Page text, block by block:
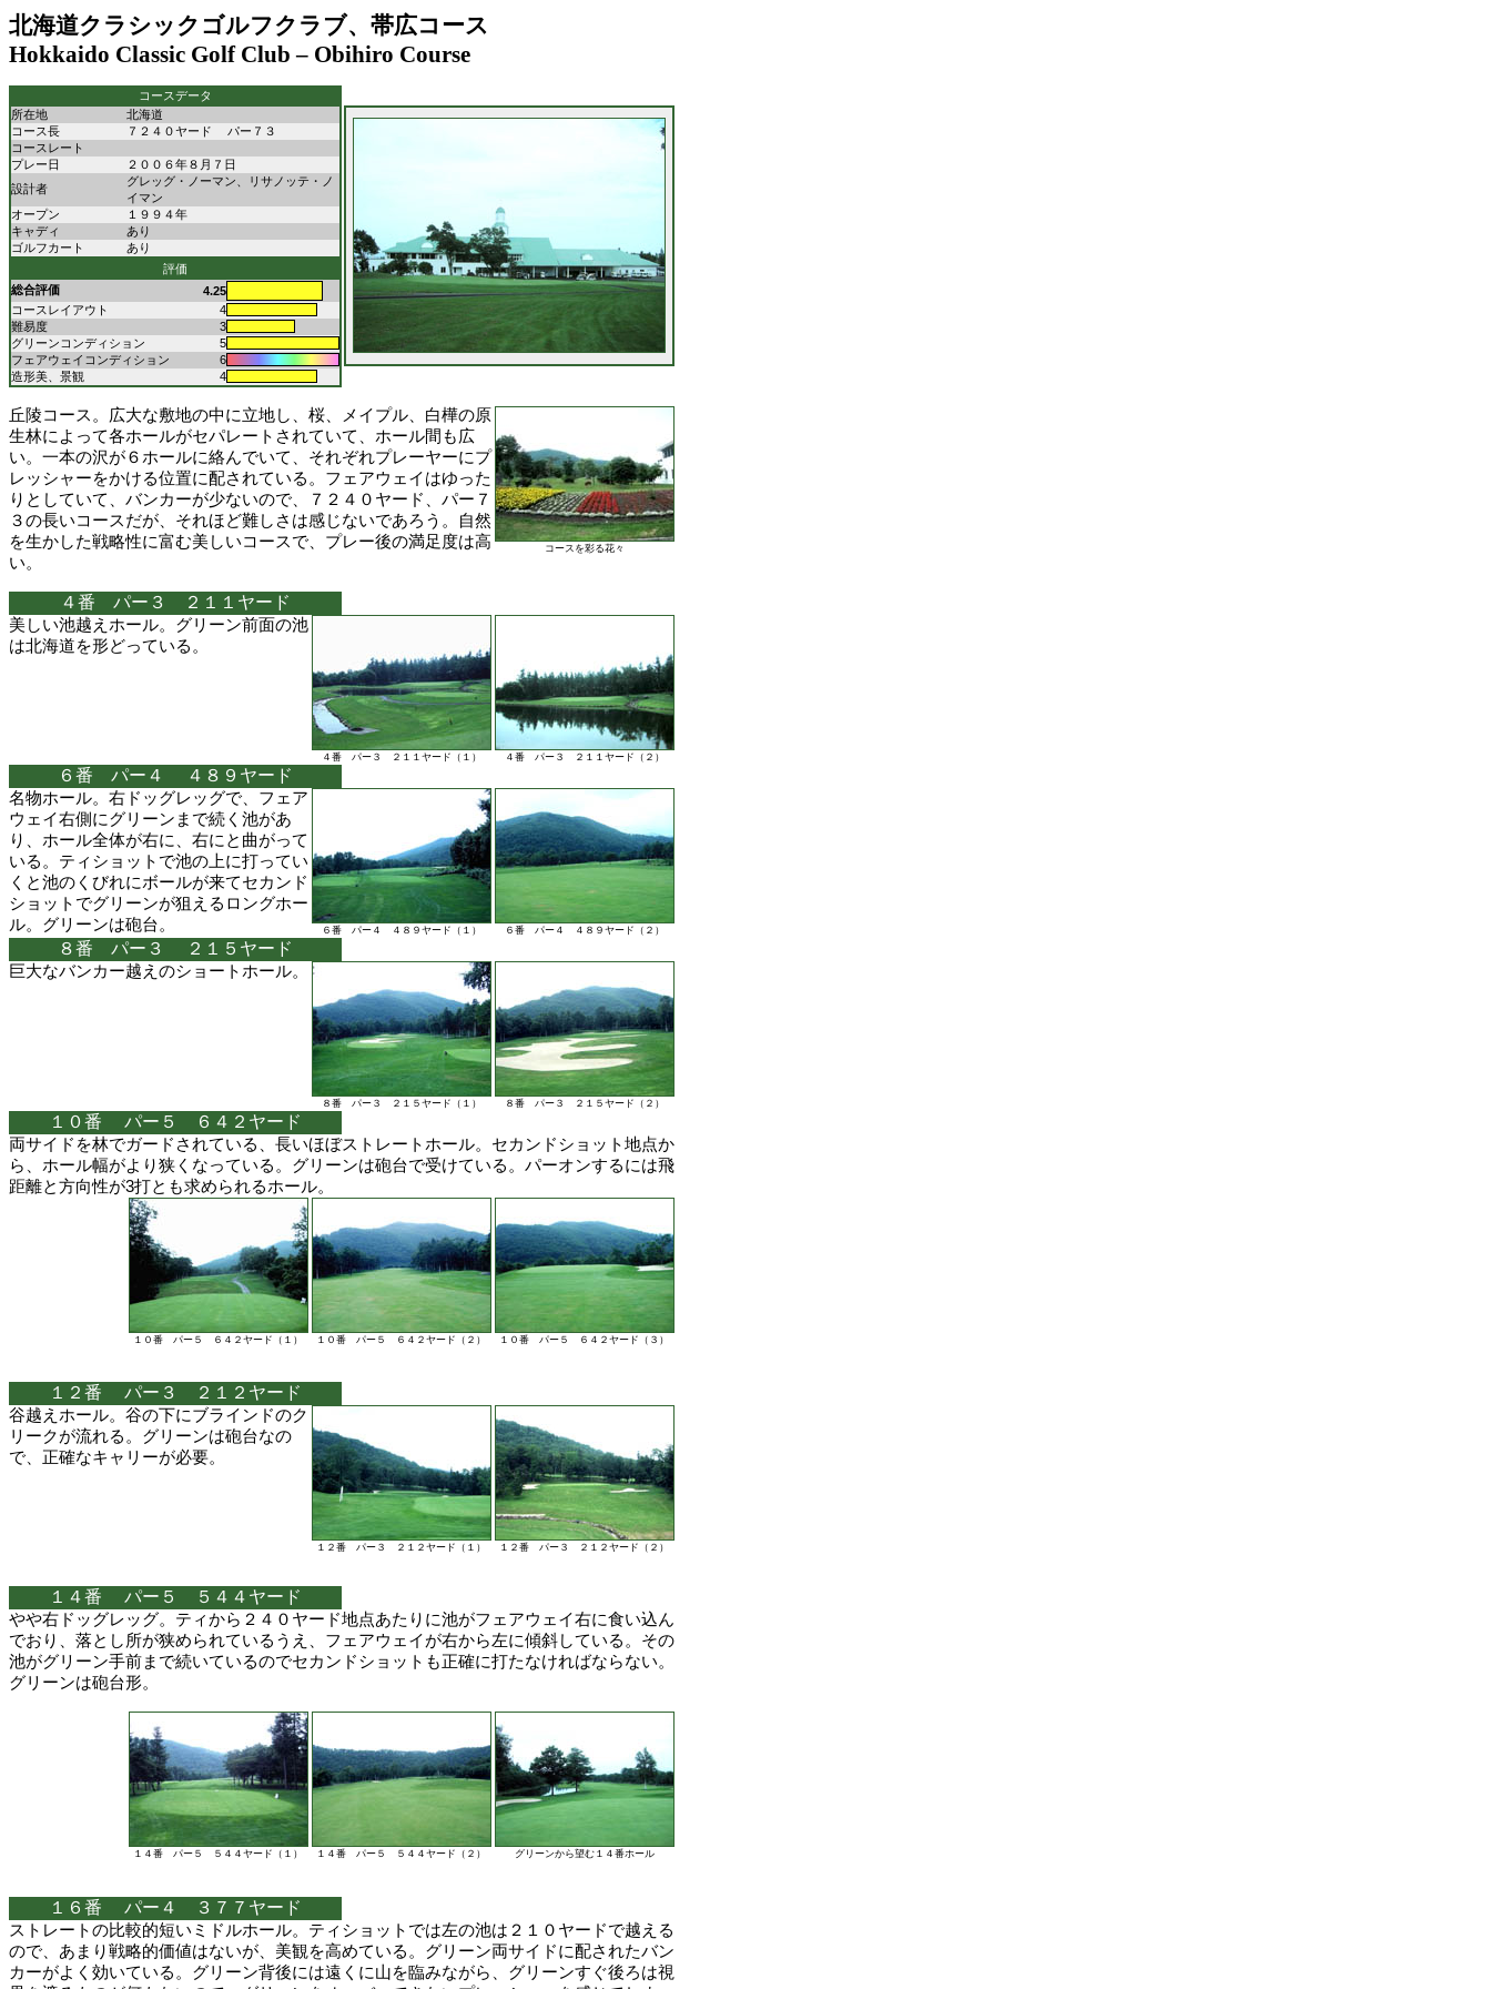
北海道クラシックゴルフクラブ、帯広コース
Hokkaido Classic Golf Club – Obihiro Course
コースデータ
所在地
北海道
コース長
７２４０ヤード パー７３
コースレート
プレー日
２００６年８月７日
設計者
グレッグ・ノーマン、リサノッテ・ノ
イマン
オープン
１９９４年
キャディ
あり
ゴルフカート
あり
評価
総合評価
4.25
コースレイアウト
4
難易度
3
グリーンコンディション
5
フェアウェイコンディション
6
造形美、景観
4
コースを彩る花々
丘陵コース。広大な敷地の中に立地し、桜、メイプル、白樺の原
生林によって各ホールがセパレートされていて、ホール間も広
い。一本の沢が６ホールに絡んでいて、それぞれプレーヤーにプ
レッシャーをかける位置に配されている。フェアウェイはゆった
りとしていて、バンカーが少ないので、７２４０ヤード、パー７
３の長いコースだが、それほど難しさは感じないであろう。自然
を生かした戦略性に富む美しいコースで、プレー後の満足度は高
い。
４番 パー３ ２１１ヤード
４番 パー３ ２１１ヤード（２）
４番 パー３ ２１１ヤード（１）
美しい池越えホール。グリーン前面の池
は北海道を形どっている。
６番 パー４ ４８９ヤード
６番 パー４ ４８９ヤード（２）
６番 パー４ ４８９ヤード（１）
名物ホール。右ドッグレッグで、フェア
ウェイ右側にグリーンまで続く池があ
り、ホール全体が右に、右にと曲がって
いる。ティショットで池の上に打ってい
くと池のくびれにボールが来てセカンド
ショットでグリーンが狙えるロングホー
ル。グリーンは砲台。
８番 パー３ ２１５ヤード
８番 パー３ ２１５ヤード（２）
８番 パー３ ２１５ヤード（１）
巨大なバンカー越えのショートホール。
１０番 パー５ ６４２ヤード
両サイドを林でガードされている、長いほぼストレートホール。セカンドショット地点か
ら、ホール幅がより狭くなっている。グリーンは砲台で受けている。パーオンするには飛
距離と方向性が3打とも求められるホール。
１０番 パー５ ６４２ヤード（３）
１０番 パー５ ６４２ヤード（２）
１０番 パー５ ６４２ヤード（１）
１２番 パー３ ２１２ヤード
１２番 パー３ ２１２ヤード（２）
１２番 パー３ ２１２ヤード（１）
谷越えホール。谷の下にブラインドのク
リークが流れる。グリーンは砲台なの
で、正確なキャリーが必要。
１４番 パー５ ５４４ヤード
やや右ドッグレッグ。ティから２４０ヤード地点あたりに池がフェアウェイ右に食い込ん
でおり、落とし所が狭められているうえ、フェアウェイが右から左に傾斜している。その
池がグリーン手前まで続いているのでセカンドショットも正確に打たなければならない。
グリーンは砲台形。
グリーンから望む１４番ホール
１４番 パー５ ５４４ヤード（２）
１４番 パー５ ５４４ヤード（１）
１６番 パー４ ３７７ヤード
ストレートの比較的短いミドルホール。ティショットでは左の池は２１０ヤードで越える
ので、あまり戦略的価値はないが、美観を高めている。グリーン両サイドに配されたバン
カーがよく効いている。グリーン背後には遠くに山を臨みながら、グリーンすぐ後ろは視